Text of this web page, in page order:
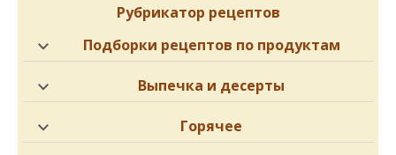
Рубрикатор рецептов
Подборки рецептов по продуктам
Выпечка и десерты
Горячее